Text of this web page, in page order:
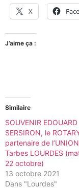
X
J’aime ça :
Similaire
SOUVENIR EDOUARD
SERSIRON, le
partenaire de l’UNION
Tarbes LOURDES
22 octobre)
13 octobre 2021
Dans "Lourdes"